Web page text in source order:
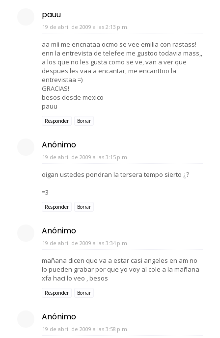
pauu
19 de abril de 2009 a las 2:13 p.m.
aa mii me encnataa ocmo se vee emilia con rastass!
enn la entrevista de telefee me gustoo todavia mass,,
a los que no les gusta como se ve, van a ver que
despues les vaa a encantar, me encanttoo la
entrevistaa =)
GRACIAS!
besos desde mexico
pauu
Responder Borrar
Anónimo
19 de abril de 2009 a las 3:15 p.m.
oigan ustedes pondran la tersera tempo sierto ¿?
=3
Responder Borrar
Anónimo
19 de abril de 2009 a las 3:34 p.m.
mañana dicen que va a estar casi angeles en am no
lo pueden grabar por que yo voy al cole a la mañana
xfa haci lo veo , besos
Responder Borrar
Anónimo
19 de abril de 2009 a las 3:58 p.m.